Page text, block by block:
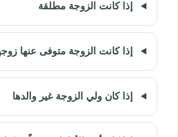
إذا كانت الزوجة مطلقة
إذا كانت الزوجة متوفى عنها
إذا كان ولي الزوجة غير والدها